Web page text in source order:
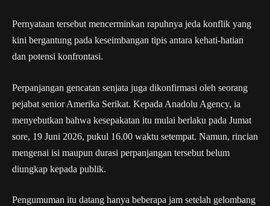
Pernyataan tersebut mencerminkan rapuhnya jeda konflik yang
kini bergantung pada keseimbangan tipis antara kehati-hatian
dan potensi konfrontasi.
Perpanjangan gencatan senjata juga dikonfirmasi oleh seorang
pejabat senior Amerika Serikat. Kepada Anadolu Agency, ia
menyebutkan bahwa kesepakatan itu mulai berlaku pada Jumat
sore, 19 Juni 2026, pukul 16.00 waktu setempat. Namun, rincian
mengenai isi maupun durasi perpanjangan tersebut belum
diungkap kepada publik.
Pengumuman itu datang hanya beberapa jam setelah gelombang